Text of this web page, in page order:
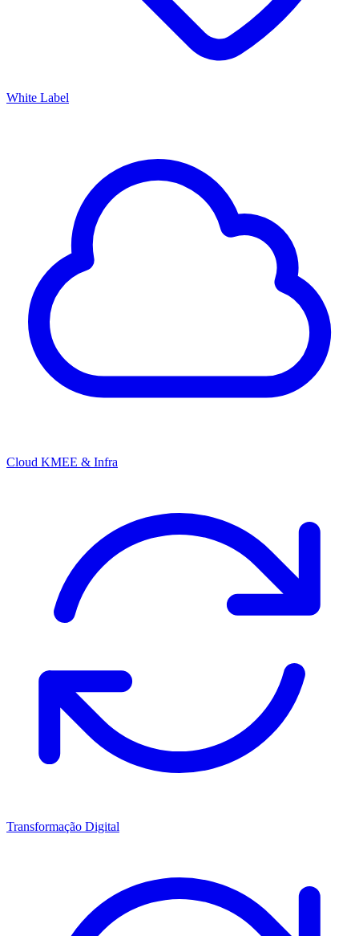
White Label
Cloud KMEE & Infra
Transformação Digital